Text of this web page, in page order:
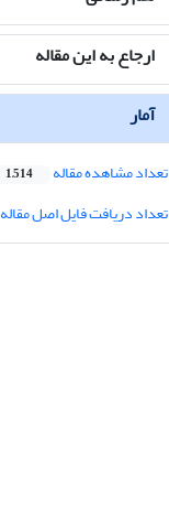
ارجاع به این مقاله
آمار
تعداد مشاهده مقاله 1,514
تعداد دریافت فایل اصل مقاله